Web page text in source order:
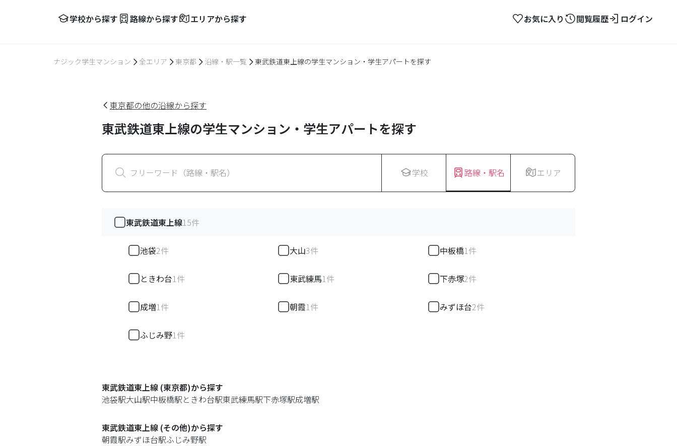
学校から探す 路線から探す エリアから探す お気に入り 閲覧履歴 ログイン
ナジック学生マンション 全エリア 東京都 沿線・駅一覧 東武鉄道東上線の学生マンション・学生アパートを探す
東京都の他の沿線から探す
東武鉄道東上線の学生マンション・学生アパートを探す
フリーワード（路線・駅名） 学校 路線・駅名 エリア
東武鉄道東上線15件
池袋2件 大山3件 中板橋1件
ときわ台1件 東武練馬1件 下赤塚2件
成増1件 朝霞1件 みずほ台2件
ふじみ野1件
東武鉄道東上線 (東京都)から探す
池袋駅大山駅中板橋駅ときわ台駅東武練馬駅下赤塚駅成増駅
東武鉄道東上線 (その他)から探す
朝霞駅みずほ台駅ふじみ野駅